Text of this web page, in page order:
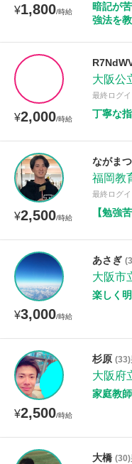
¥1,800/時給
暗記が
強法を
¥2,000/時給
大阪公
最終ログ
丁寧な
¥2,500/時給
ながまつ
福岡教
最終ログ
【勉強
¥3,000/時給
あさぎ
大阪市
楽しく
¥2,500/時給
杉原 (33)
大阪府
家庭教
大橋 (30)